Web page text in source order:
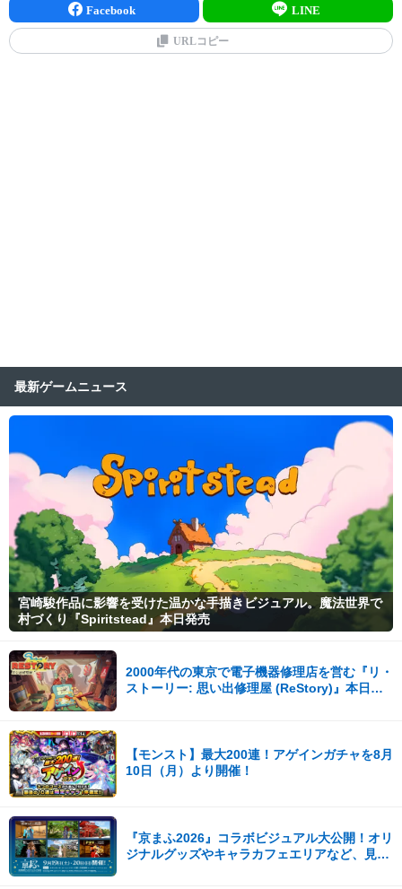
Facebook LINE
URLコピー
最新ゲームニュース
宮崎駿作品に影響を受けた温かな手描きビジュアル。魔法世界で
村づくり『Spiritstead』本日発売
2000年代の東京で電子機器修理店を営む『リ・
ストーリー: 思い出修理屋 (ReStory)』本日
【モンスト】最大200連！アゲインガチャを8月
10日（月）より開催！
『京まふ2026』コラボビジュアル大公開！オリ
ジナルグッズやキャラカフェエリアなど、見ど